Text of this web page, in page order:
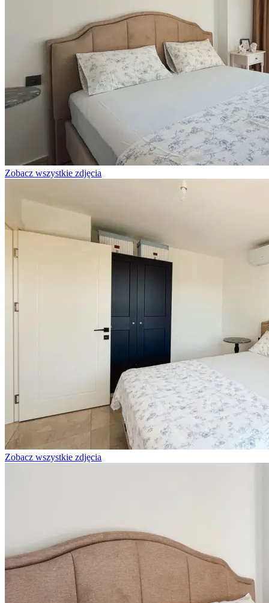
Zobacz wszystkie zdjęcia
Zobacz wszystkie zdjęcia